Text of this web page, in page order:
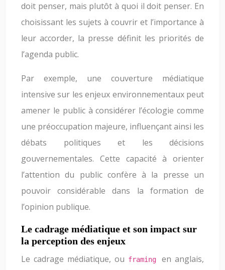
doit penser, mais plutôt à quoi il doit penser. En
choisissant les sujets à couvrir et l’importance à
leur accorder, la presse définit les priorités de
l’agenda public.
Par exemple, une couverture médiatique
intensive sur les enjeux environnementaux peut
amener le public à considérer l’écologie comme
une préoccupation majeure, influençant ainsi les
débats politiques et les décisions
gouvernementales. Cette capacité à orienter
l’attention du public confère à la presse un
pouvoir considérable dans la formation de
l’opinion publique.
Le cadrage médiatique et son impact sur
la perception des enjeux
Le cadrage médiatique, ou framing en anglais,